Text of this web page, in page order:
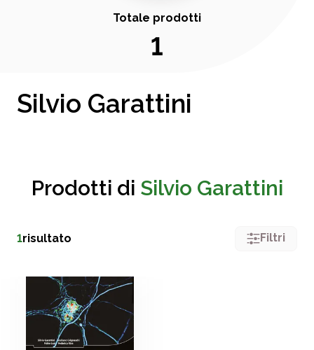
Totale prodotti
1
Silvio Garattini
Prodotti di Silvio Garattini
1risultato Filtri